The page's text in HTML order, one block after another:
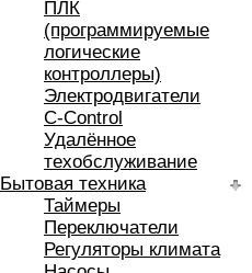
ПЛК
(программируемые
логические
контроллеры)
Электродвигатели
C-Control
Удалённое
техобслуживание
Бытовая техника
Таймеры
Переключатели
Регуляторы климата